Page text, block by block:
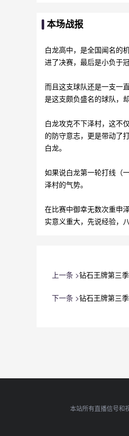
本场战报
白龙高中，是全国闻名的
进了决赛，最后是小负于
而且这支球队还是一支一
是这支颇负盛名的球队，
白龙攻克不下泽村，这不
的防守意志，更是带动了
白龙。
如果说白龙第一轮打线（
泽村的气势。
在比赛中御幸无数次重申
实意义重大，先说经验，
上一条 >钻石王牌第三
下一条 >钻石王牌第三
本站所有直播信号和